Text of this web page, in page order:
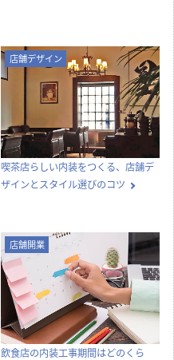
店舗デザイン
喫茶店らしい内装をつくる、店舗デ
ザインとスタイル選びのコツ
店舗開業
飲食店の内装工事期間はどのくら